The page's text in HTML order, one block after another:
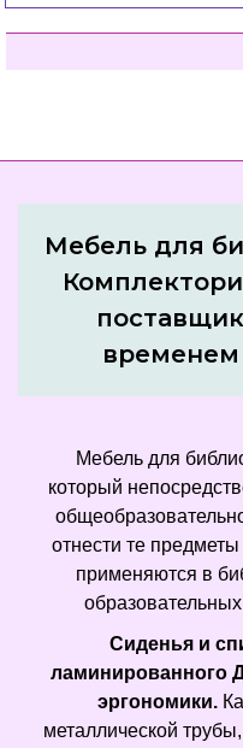
Мебель для
временем
Мебель для
который
отнести те
применяются в
Сиденья и
ламинированного
эргономики.
металлической